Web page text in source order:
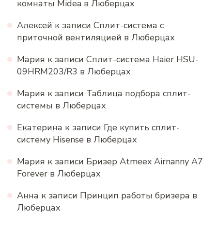
комнаты Midea в Люберцах
Алексей к записи Сплит-система с
приточной вентиляцией в Люберцах
Мария к записи Сплит-система Haier HSU-
09HRM203/R3 в Люберцах
Мария к записи Таблица подбора сплит-
системы в Люберцах
Екатерина к записи Где купить сплит-
систему Hisense в Люберцах
Мария к записи Бризер Atmeex Airnanny A7
Forever в Люберцах
Анна к записи Принцип работы бризера в
Люберцах